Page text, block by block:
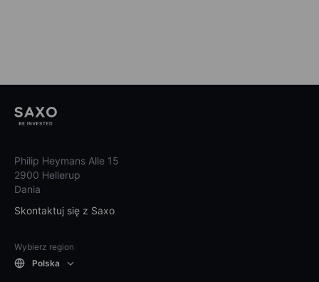
Philip Heymans Alle 15
2900 Hellerup
Dania
Skontaktuj się z Saxo
Wybierz region
Polska